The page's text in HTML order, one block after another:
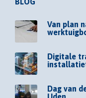
Van plan
Digitale
Dag van